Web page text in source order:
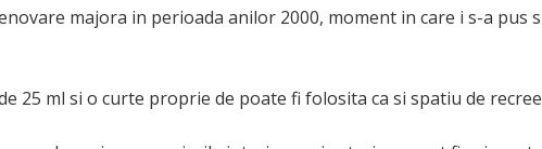
majora in perioada anilor 2000, moment in care i s-a pus
25 ml si o curte proprie de poate fi folosita ca si spatiu de